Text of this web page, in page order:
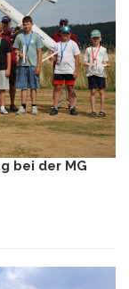
bei der MG